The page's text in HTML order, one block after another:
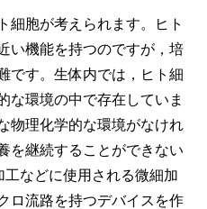
細胞が考えられます。ヒト
い機能を持つのですが，培
です。生体内では，ヒト細
な環境の中で存在していま
物理化学的な環境がなけれ
を継続することができない
などに使用される微細加
ロ流路を持つデバイスを作